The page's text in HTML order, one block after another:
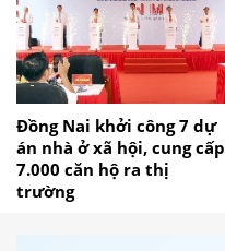
Đồng Nai khởi công 7 dự
án nhà ở xã hội, cung cấp
7.000 căn hộ ra thị
trường